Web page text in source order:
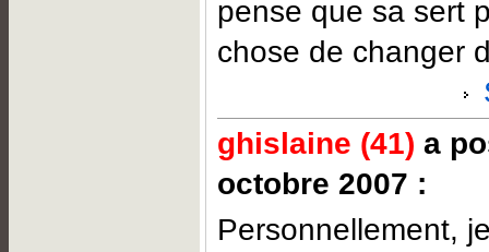
pense que sa sert
chose de changer
ghislaine (41) a
octobre 2007 :
Personnellement,